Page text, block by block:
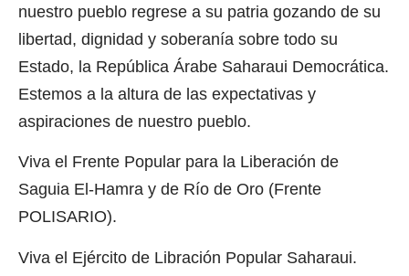
nuestro pueblo regrese a su patria gozando de su
libertad, dignidad y soberanía sobre todo su
Estado, la República Árabe Saharaui Democrática.
Estemos a la altura de las expectativas y
aspiraciones de nuestro pueblo.
Viva el Frente Popular para la Liberación de
Saguia El-Hamra y de Río de Oro (Frente
POLISARIO).
Viva el Ejército de Libración Popular Saharaui.